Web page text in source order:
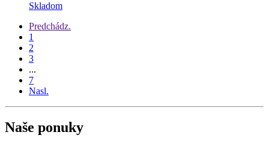
Skladom
Predchádz.
1
2
3
...
7
Nasl.
Naše ponuky